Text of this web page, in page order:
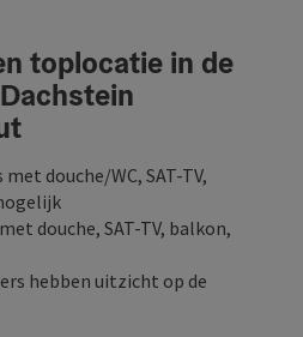
toplocatie in de
douche/WC, SAT-TV,
douche, SAT-TV, balkon,
hebben uitzicht op de